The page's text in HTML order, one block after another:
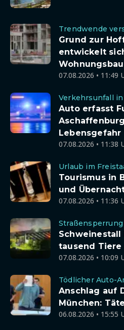
Trendwende
Grund zur
entwickelt
Wohnungsbau
07.08.2026 • 11:49
Verkehrsunfall
Auto erfasst
Lebensgefahr
07.08.2026 • 11:38
Urlaub im
Tourismus in
und
07.08.2026 • 11:36
Schweinestall
tausend
07.08.2026 • 10:09
Tödlicher Auto-
Anschlag auf
München:
06.08.2026 • 15:55